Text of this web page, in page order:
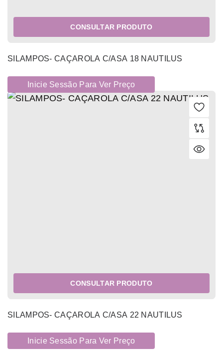
CONSULTAR PRODUTO
SILAMPOS- CAÇAROLA C/ASA 18 NAUTILUS
Inicie Sessão Para Ver Preço
CONSULTAR PRODUTO
SILAMPOS- CAÇAROLA C/ASA 22 NAUTILUS
Inicie Sessão Para Ver Preço